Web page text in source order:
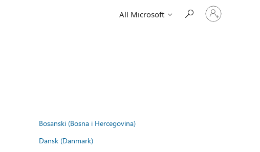
All Microsoft
Sign
in
Bosanski (Bosna i Hercegovina)
Dansk (Danmark)